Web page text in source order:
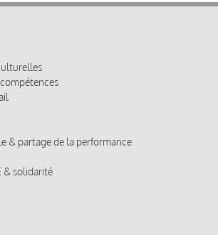
& partage de la performance
& solidarité